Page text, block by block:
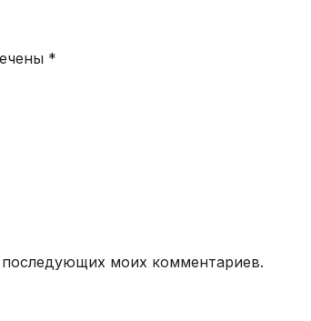
*
последующих моих комментариев.